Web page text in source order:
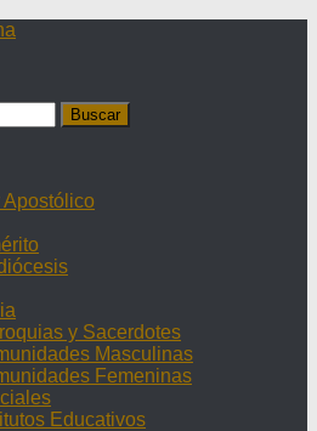
y Sacerdotes
Masculinas
Femeninas
Educativos